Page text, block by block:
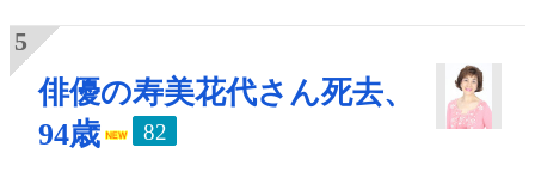
俳優の寿美花代さん死去、
94歳
82